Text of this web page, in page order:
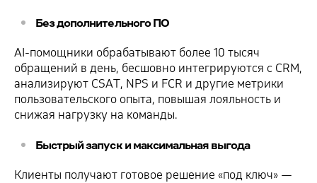
Без дополнительного ПО
AI-помощники обрабатывают более 10 тысяч
обращений в день, бесшовно интегрируются с CRM,
анализируют CSAT, NPS и FCR и другие метрики
пользовательского опыта, повышая лояльность и
снижая нагрузку на команды.
Быстрый запуск и максимальная выгода
Клиенты получают готовое решение «под ключ» —